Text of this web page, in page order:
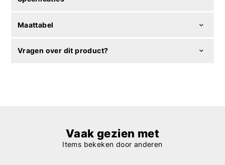
Maattabel
Vragen over dit product?
Vaak gezien met
Items bekeken door anderen